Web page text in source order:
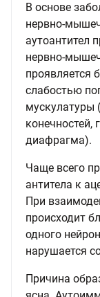
В основе
нервно-
аутоантител
нервно-
проявляется
слабостью
мускулатуры
диафрагма).
Чаще всего
антитела к
При
происходит
одного
нарушается
Причина